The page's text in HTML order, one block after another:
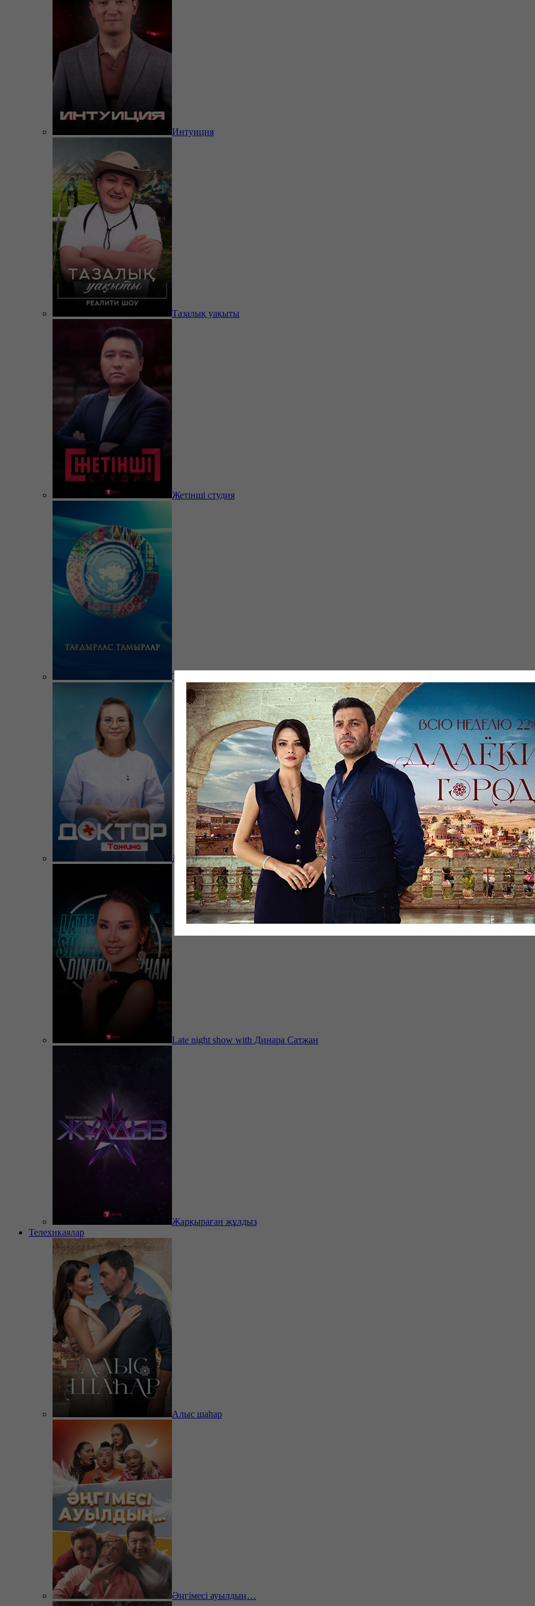
Интуиция
Тазалық уақыты
Жетінші студия
Тағдырлас тамырлар
Доктор Тажина
Late night show with Динара Сатжан
Жарқыраған жұлдыз
Телехикаялар
Алыс шаһар
Әңгімесі ауылдың…